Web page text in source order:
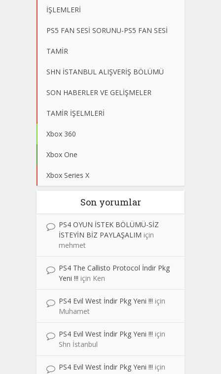
İŞLEMLERİ
PS5 FAN SESİ SORUNU-PS5 FAN SESİ
TAMİR
SHN İSTANBUL ALIŞVERİŞ BÖLÜMÜ
SON HABERLER VE GELİŞMELER
TAMİR İŞELMLERİ
Xbox 360
Xbox One
Xbox Series X
Son yorumlar
PS4 OYUN İSTEK BÖLÜMÜ-SİZ
İSTEYİN BİZ PAYLAŞALIM için
mehmet
PS4 The Callisto Protocol İndir Pkg
Yeni !!! için Ken
PS4 Evil West İndir Pkg Yeni !!! için
Muhamet
PS4 Evil West İndir Pkg Yeni !!! için
Shn İstanbul
PS4 Evil West İndir Pkg Yeni !!! için